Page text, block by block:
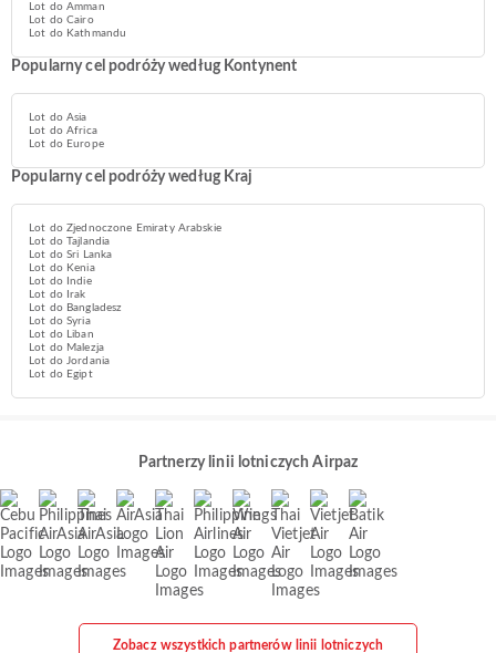
Lot do Amman
Lot do Cairo
Lot do Kathmandu
Popularny cel podróży według Kontynent
Lot do Asia
Lot do Africa
Lot do Europe
Popularny cel podróży według Kraj
Lot do Zjednoczone Emiraty Arabskie
Lot do Tajlandia
Lot do Sri Lanka
Lot do Kenia
Lot do Indie
Lot do Irak
Lot do Bangladesz
Lot do Syria
Lot do Liban
Lot do Malezja
Lot do Jordania
Lot do Egipt
Partnerzy linii lotniczych Airpaz
Zobacz wszystkich partnerów linii lotniczych